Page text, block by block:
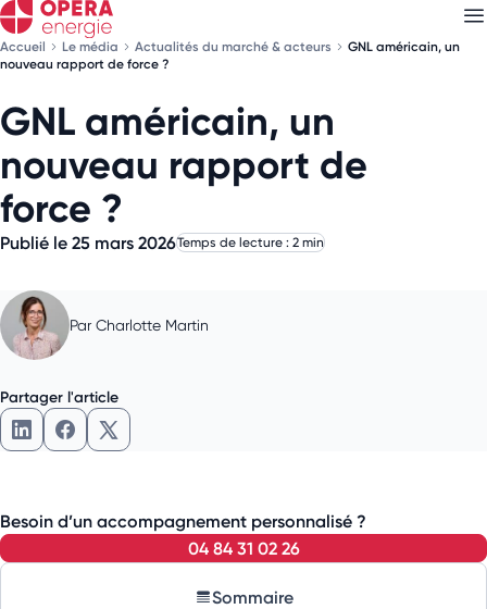
Accueil Le média Actualités du marché & acteurs
GNL américain, un
nouveau rapport de force ?
GNL américain, un
nouveau rapport de
force ?
Publié le 25 mars 2026Temps de lecture : 2 min
Par Charlotte Martin
Partager l'article
Besoin d’un accompagnement personnalisé ?
04 84 31 02 26
Sommaire
Découvrez nos newsletters
Choisissez les newsletters qui vous intéressent